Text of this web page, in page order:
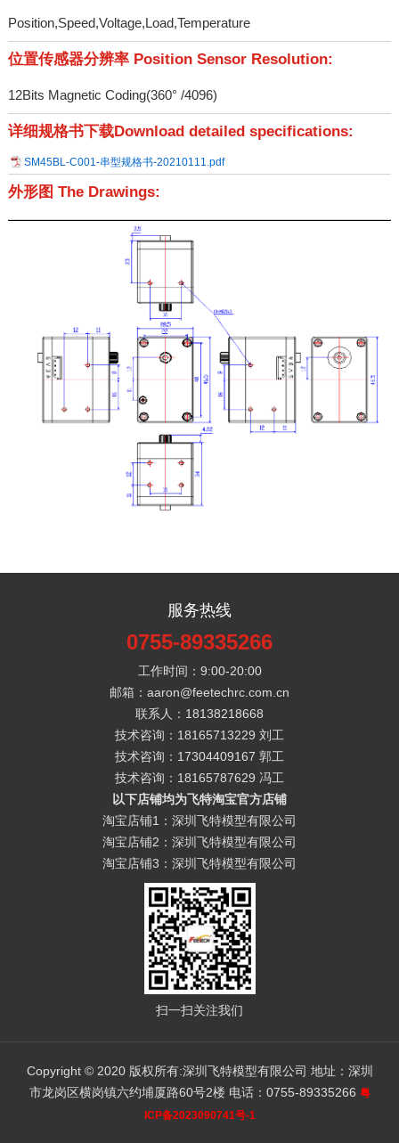
Position,Speed,Voltage,Load,Temperature
位置传感器分辨率 Position Sensor Resolution:
12Bits Magnetic Coding(360° /4096)
详细规格书下载Download detailed specifications:
SM45BL-C001-串型规格书-20210111.pdf
外形图 The Drawings:
服务热线
0755-89335266
工作时间：9:00-20:00
邮箱：aaron@feetechrc.com.cn
联系人：18138218668
技术咨询：18165713229 刘工
技术咨询：17304409167 郭工
技术咨询：18165787629 冯工
以下店铺均为飞特淘宝官方店铺
淘宝店铺1：深圳飞特模型有限公司
淘宝店铺2：深圳飞特模型有限公司
淘宝店铺3：深圳飞特模型有限公司
扫一扫关注我们
Copyright © 2020 版权所有:深圳飞特模型有限公司 地址：深圳
市龙岗区横岗镇六约埔厦路60号2楼 电话：0755-89335266 粤
ICP备2023090741号-1